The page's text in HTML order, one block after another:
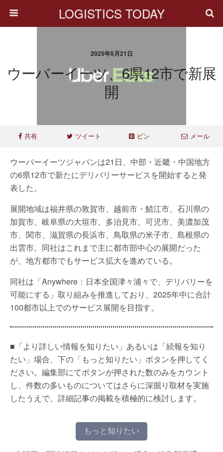
LOGISTICS TODAY
2025年5月21日
ウーバーイーツ、6県12市で新展
開
共有 ツイート ピン メール
ウーバーイーツジャパンは21日、中部・近畿・中国地方
の6県12市で新たにデリバリーサービスを開始すると発
表した。
展開地域は福井県の敦賀市、越前市・鯖江市、石川県の
加賀市、岐阜県の大垣市、多治見市、可児市、美濃加茂
市、関市、滋賀県の長浜市、鳥取県の米子市、島根県の
出雲市。同社はこれまで主に都市部中心の展開だった
が、地方都市でもサービス拡大を進めている。
同社は「Anywhere：日本全国津々浦々で、デリバリーを
可能にする」取り組みを推進しており、2025年中に合計
100都市以上でのサービス展開を目指す。
■「より詳しい情報を知りたい」あるいは「続報を知り
たい」場合、下の「もっと知りたい」ボタンを押してく
ださい。編集部にてボタンが押された数のみをカウント
し、件数の多いものについてはさらに深掘り取材を実施
したうえで、詳細記事の掲載を積極的に検討します。
もっと知りたい